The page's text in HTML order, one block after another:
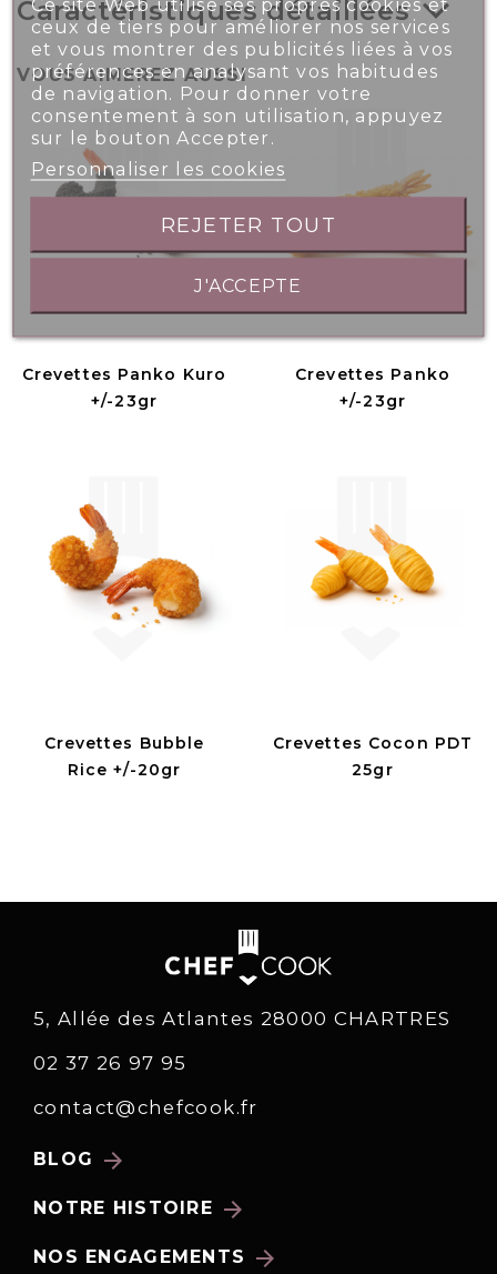
Caractéristiques détaillées
VOUS AIMEREZ AUSSI
Crevettes Panko Kuro
+/-23gr
Crevettes Panko
+/-23gr
Crevettes Bubble
Rice +/-20gr
Crevettes Cocon PDT
25gr
5, Allée des Atlantes 28000 CHARTRES
02 37 26 97 95
contact@chefcook.fr
BLOG arrow_forward
NOTRE HISTOIRE arrow_forward
NOS ENGAGEMENTS arrow_forward
ceux de tiers pour améliorer nos services
et vous montrer des publicités liées à vos
préférences en analysant vos habitudes
de navigation. Pour donner votre
consentement à son utilisation, appuyez
sur le bouton Accepter.
Personnaliser les cookies
REJETER TOUT
J'ACCEPTE